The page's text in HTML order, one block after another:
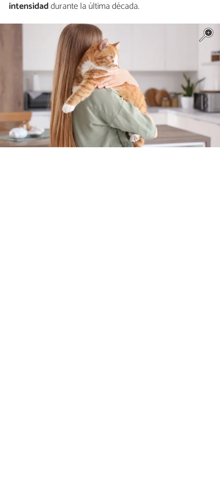
intensidaddurante la última década.